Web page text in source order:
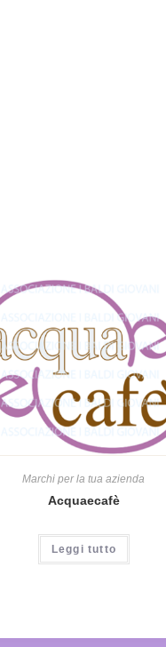
Marchi per la tua azienda
Acquaecafè
Leggi tutto